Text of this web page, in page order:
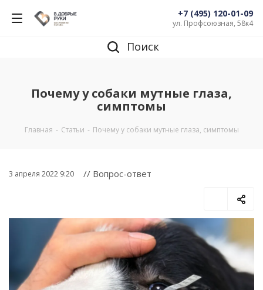
+7 (495) 120-01-09
ул. Профсоюзная, 58к4
Поиск
Почему у собаки мутные глаза,
симптомы
Главная - Статьи - Почему у собаки мутные глаза, симптомы
3 апреля 2022 9:20 // Вопрос-ответ